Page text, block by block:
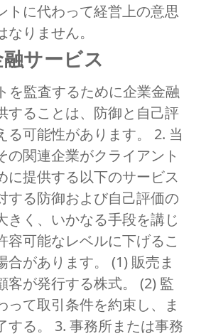
トに代わって経営上の意思
りません。
サービス
を監査するために企業金融
することは、防御と自己評
る可能性があります。 2. 当
の関連企業がクライアント
に提供する以下のサービス
する防御および自己評価の
きく、いかなる手段を講じ
容可能なレベルに下げるこ
合があります。 (1) 販売ま
客が発行する株式。 (2) 監
って取引条件を約束し、ま
する。 3. 事務所または事務